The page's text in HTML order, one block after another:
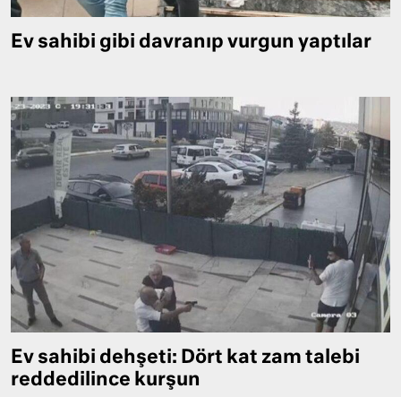
Ev sahibi gibi davranıp vurgun yaptılar
Ev sahibi dehşeti: Dört kat zam talebi
reddedilince kurşun